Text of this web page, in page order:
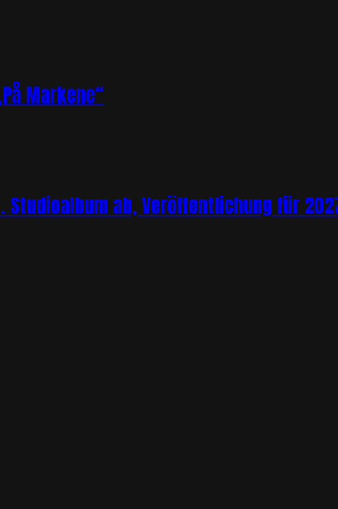
Markene“
Studioalbum ab, Veröffentlichung für